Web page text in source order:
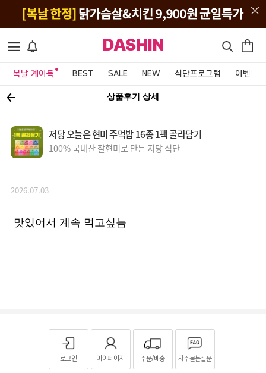
DASHIN
복날 계이득 BEST SALE NEW 식단프로그램 이벤트&
상품후기 상세
저당 오늘은 현미 주먹밥 16종 1팩 골라담기
100% 국내산 찰현미로 만든 저당 식단
2026.07.03
맛있어서 계속 먹고싶늠
로그인 마이페이지 주문/배송 자주묻는질문